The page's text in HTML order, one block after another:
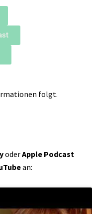
folgt.
oderApple Podcast
an: